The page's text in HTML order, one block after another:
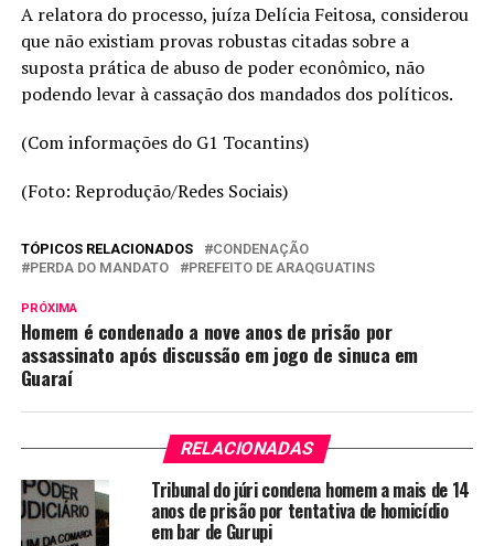
A relatora do processo, juíza Delícia Feitosa, considerou
que não existiam provas robustas citadas sobre a
suposta prática de abuso de poder econômico, não
podendo levar à cassação dos mandados dos políticos.
(Com informações do G1 Tocantins)
(Foto: Reprodução/Redes Sociais)
TÓPICOS RELACIONADOS
CONDENAÇÃO
PERDA DO MANDATO
PREFEITO DE ARAQGUATINS
PRÓXIMA
Homem é condenado a nove anos de prisão por
assassinato após discussão em jogo de sinuca em
Guaraí
RELACIONADAS
Tribunal do júri condena homem a mais de 14
anos de prisão por tentativa de homicídio
em bar de Gurupi